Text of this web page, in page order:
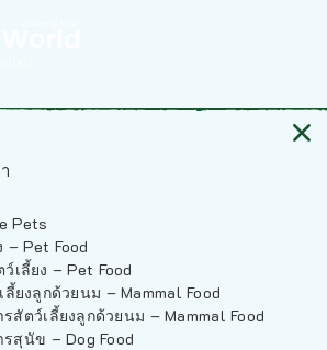
Pets
– Pet Food
เลี้ยง – Pet Food
ลี้ยงลูกด้วยนม – Mammal Food
รสัตว์เลี้ยงลูกด้วยนม – Mammal Food
รสุนัข – Dog Food